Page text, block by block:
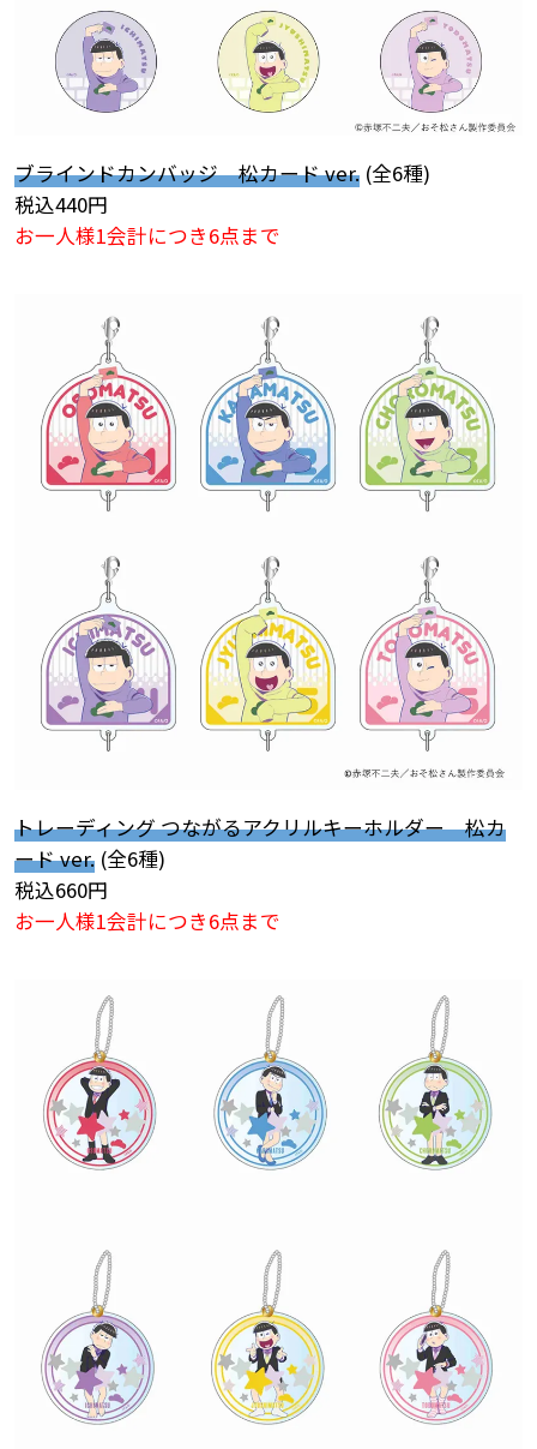
ブラインドカンバッジ 松カード ver.(全6種)
税込440円
お一人様1会計につき6点まで
トレーディング つながるアクリルキーホルダー 松カ
ード ver.(全6種)
税込660円
お一人様1会計につき6点まで